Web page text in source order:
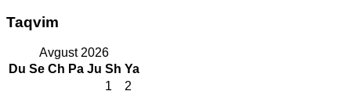
Taqvim
Avgust 2026
Du Se Ch Pa Ju Sh Ya
1
2